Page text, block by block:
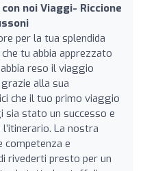
noi Viaggi- Riccione
per la tua splendida
tu abbia apprezzato
reso il viaggio
alla sua
che il tuo primo viaggio
sia stato un successo e
La nostra
e
rivederti presto per un